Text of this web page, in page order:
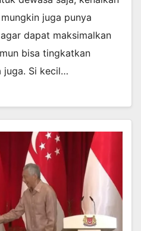
juga punya
dapat maksimalkan
bisa tingkatkan
juga. Si kecil…